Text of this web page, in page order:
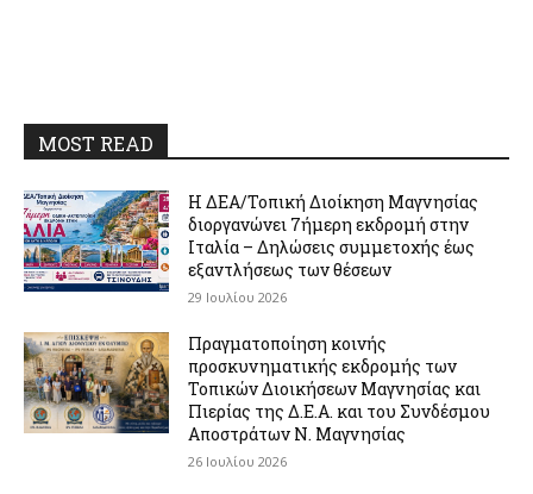
MOST READ
Η ΔΕΑ/Τοπική Διοίκηση Μαγνησίας
διοργανώνει 7ήμερη εκδρομή στην
Ιταλία – Δηλώσεις συμμετοχής έως
εξαντλήσεως των θέσεων
29 Ιουλίου 2026
Πραγματοποίηση κοινής
προσκυνηματικής εκδρομής των
Τοπικών Διοικήσεων Μαγνησίας και
Πιερίας της Δ.Ε.Α. και του Συνδέσμου
Αποστράτων Ν. Μαγνησίας
26 Ιουλίου 2026